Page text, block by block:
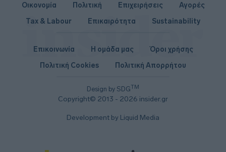
Οικονομία Πολιτική Επιχειρήσεις
Αγορές
Tax & Labour
Επικαιρότητα Sustainability
Design by SDGTM
Copyright© 2013 - 2026 insider.gr
Επικοινωνία Η ομάδα μας
Όροι χρήσης
Πολιτική Cookies
Πολιτική Απορρήτου
Development by Liquid Media